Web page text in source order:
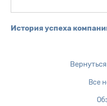
История успеха
Все